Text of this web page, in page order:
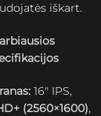
iškart.
16″ IPS,
(2560×1600),